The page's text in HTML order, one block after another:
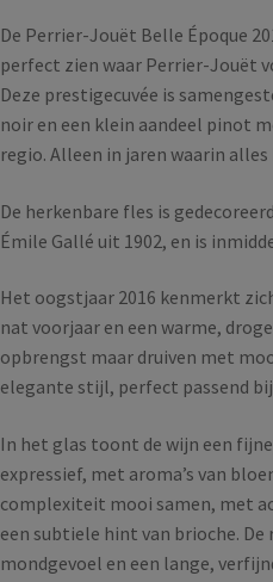
De Perrier-Jouët Belle Époque
perfect zien waar Perrier-Jouët
Deze prestigecuvée is
noir en een klein aandeel pinot
regio. Alleen in jaren waarin
De herkenbare fles is
Émile Gallé uit 1902, en is
Het oogstjaar 2016 kenmerkt
nat voorjaar en een warme,
opbrengst maar druiven met
elegante stijl, perfect passend
In het glas toont de wijn een
expressief, met aroma’s van
complexiteit mooi samen, met
een subtiele hint van brioche.
mondgevoel en een lange,